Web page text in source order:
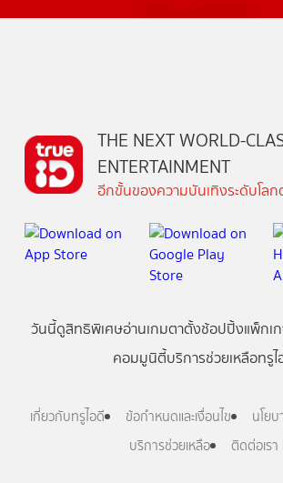
THE NEXT WORLD-
ENTERTAINMENT
อีกขั้นของความบันเทิงระดับโล
วันนี้ดูสิทธิพิเศษอ่านเกมตาตั้งช้อปปิ้งแพ็กเ
คอมมูนิตี้บริการช่วยเหลือทรูไ
เกี่ยวกับทรูไอดี ข้อกำหนดและเงื่อนไข
นโย
บริการช่วยเหลือ
ติดต่อเรา